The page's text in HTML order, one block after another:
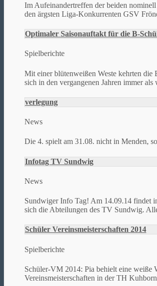
Im Aufeinandertreffen der beiden
den ärgsten Liga-Konkurrenten GSV
Optimaler Saisonauftakt für die B-
Spielberichte
Mit einer blütenweißen Weste kehrten die
sich in den vergangenen Jahren immer
verlegung
News
Die 4. spielt am 31.08. nicht in Menden,
Infotag TV Sundwig
News
Sundwiger Info Tag! Am 14.09.14 findet
sich die Abteilungen des TV Sundwig.
Schüler Vereinsmeisterschaften 2014
Spielberichte
Schüler-VM 2014: Pia behielt eine weiße
Vereinsmeisterschaften in der TH